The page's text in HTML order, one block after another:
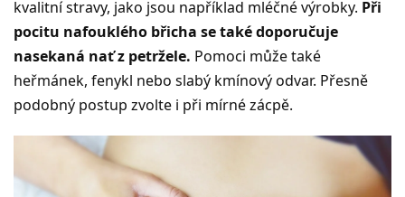
kvalitní stravy, jako jsou například mléčné výrobky. Při
pocitu nafouklého břicha se také doporučuje
nasekaná nať z petržele. Pomoci může také
heřmánek, fenykl nebo slabý kmínový odvar. Přesně
podobný postup zvolte i při mírné zácpě.